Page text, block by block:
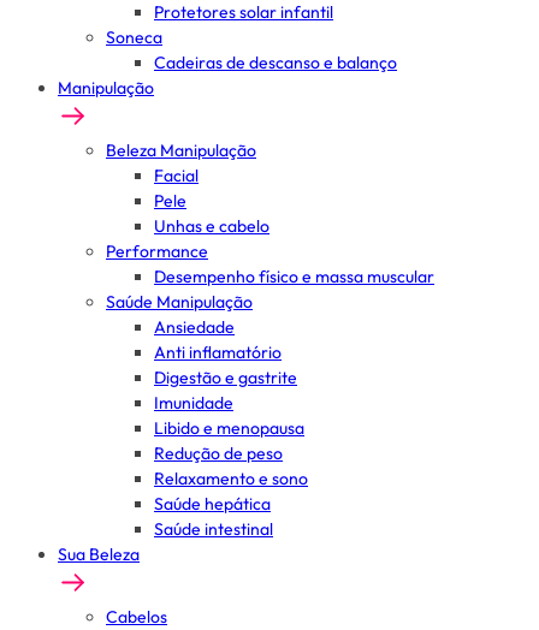
Protetores solar infantil
Soneca
Cadeiras de descanso e balanço
Manipulação
Beleza Manipulação
Facial
Pele
Unhas e cabelo
Performance
Desempenho físico e massa muscular
Saúde Manipulação
Ansiedade
Anti inflamatório
Digestão e gastrite
Imunidade
Libido e menopausa
Redução de peso
Relaxamento e sono
Saúde hepática
Saúde intestinal
Sua Beleza
Cabelos